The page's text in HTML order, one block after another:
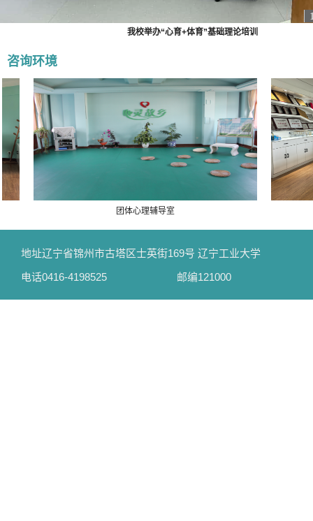
我校举办“心育+体育”基础理论培训
咨询环境
团体心理辅导室
地址辽宁省锦州市古塔区士英街169号 辽宁工业大学
电话0416-4198525 邮编121000